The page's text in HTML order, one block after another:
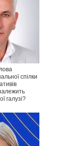
спілки
галузі?